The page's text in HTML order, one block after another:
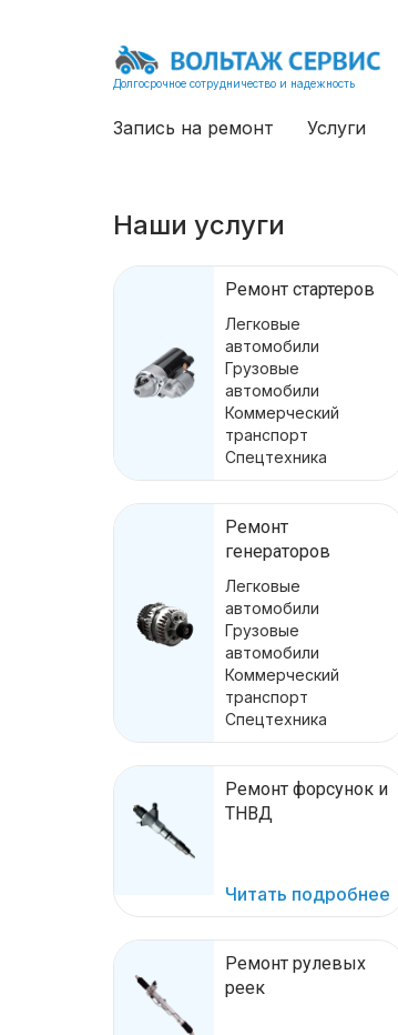
Долгосрочное сотрудничество и надежность
Запись на ремонт Услуги
Наши услуги
Ремонт стартеров
Легковые
автомобили
Грузовые
автомобили
Коммерческий
транспорт
Спецтехника
Ремонт
генераторов
Легковые
автомобили
Грузовые
автомобили
Коммерческий
транспорт
Спецтехника
Ремонт форсунок и
ТНВД
Читать подробнее
Ремонт рулевых
реек